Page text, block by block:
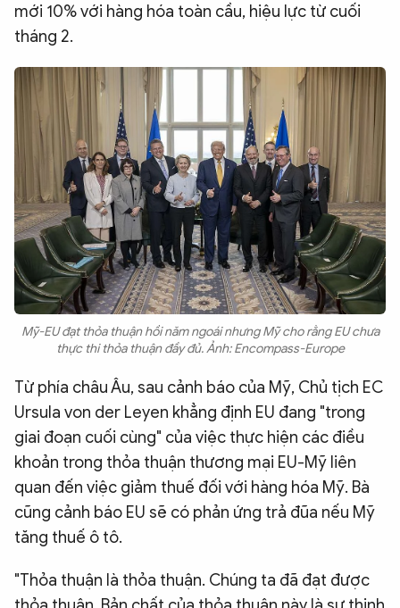
mới 10% với hàng hóa toàn cầu, hiệu lực từ cuối
tháng 2.
Mỹ-EU đạt thỏa thuận hồi năm ngoái nhưng Mỹ cho rằng EU chưa
thực thi thỏa thuận đầy đủ. Ảnh: Encompass-Europe
Từ phía châu Âu, sau cảnh báo của Mỹ, Chủ tịch EC
Ursula von der Leyen khẳng định EU đang "trong
giai đoạn cuối cùng" của việc thực hiện các điều
khoản trong thỏa thuận thương mại EU-Mỹ liên
quan đến việc giảm thuế đối với hàng hóa Mỹ. Bà
cũng cảnh báo EU sẽ có phản ứng trả đũa nếu Mỹ
tăng thuế ô tô.
"Thỏa thuận là thỏa thuận. Chúng ta đã đạt được